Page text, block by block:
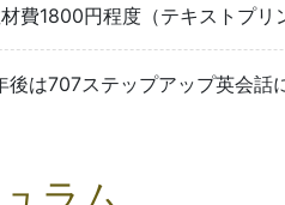
費1800円程度（テキストプリ
後は707ステップアップ英会話